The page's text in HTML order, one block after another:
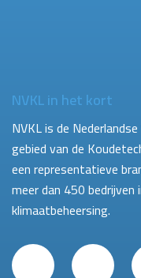
NVKL in het kort
NVKL is de
gebied van de
een representatieve
meer dan 450
klimaatbeheersing.